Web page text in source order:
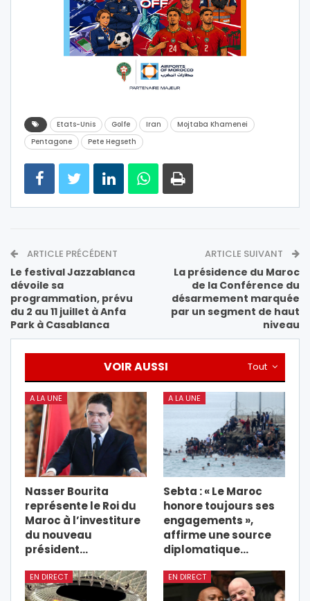
Etats-Unis Golfe Iran
Mojtaba Khamenei
Pentagone
Pete Hegseth
ARTICLE PRÉCÉDENT
Le festival Jazzablanca
dévoile sa
programmation, prévu
du 2 au 11 juillet à Anfa
Park à Casablanca
ARTICLE SUIVANT
La présidence du Maroc
de la Conférence du
désarmement marquée
par un segment de haut
niveau
Tout
VOIR AUSSI
A LA UNE
Nasser Bourita
représente le Roi du
Maroc à l’investiture
du nouveau
président…
A LA UNE
Sebta : « Le Maroc
honore toujours ses
engagements »,
affirme une source
diplomatique…
EN DIRECT EN DIRECT